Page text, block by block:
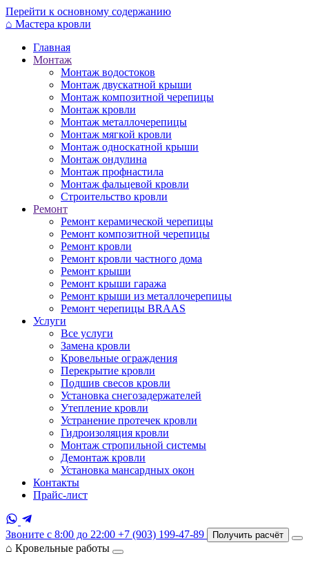
Перейти к основному содержанию
⌂ Мастера кровли
Главная
Монтаж
Монтаж водостоков
Монтаж двускатной крыши
Монтаж композитной черепицы
Монтаж кровли
Монтаж металлочерепицы
Монтаж мягкой кровли
Монтаж односкатной крыши
Монтаж ондулина
Монтаж профнастила
Монтаж фальцевой кровли
Строительство кровли
Ремонт
Ремонт керамической черепицы
Ремонт композитной черепицы
Ремонт кровли
Ремонт кровли частного дома
Ремонт крыши
Ремонт крыши гаража
Ремонт крыши из металлочерепицы
Ремонт черепицы BRAAS
Услуги
Все услуги
Замена кровли
Кровельные ограждения
Перекрытие кровли
Подшив свесов кровли
Установка снегозадержателей
Утепление кровли
Устранение протечек кровли
Гидроизоляция кровли
Монтаж стропильной системы
Демонтаж кровли
Установка мансардных окон
Контакты
Прайс-лист
Звоните с 8:00 до 22:00 +7 (903) 199-47-89 Получить расчёт
⌂ Кровельные работы